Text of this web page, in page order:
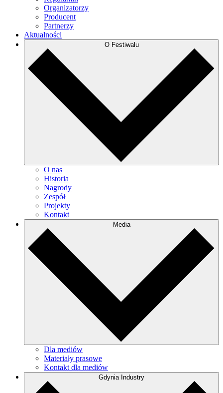
Organizatorzy
Producent
Partnerzy
Aktualności
O Festiwalu
O nas
Historia
Nagrody
Zespół
Projekty
Kontakt
Media
Dla mediów
Materiały prasowe
Kontakt dla mediów
Gdynia Industry